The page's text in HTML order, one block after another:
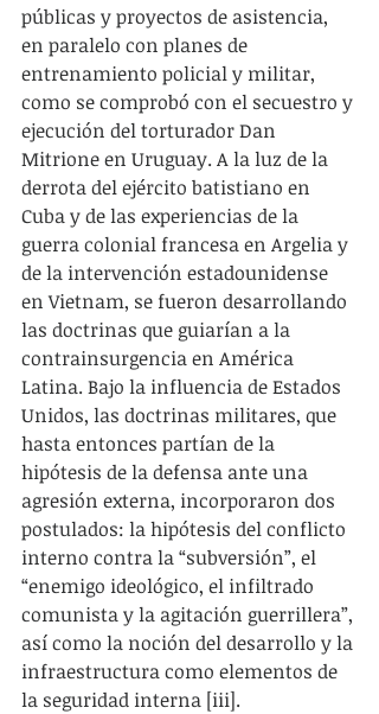
públicas y proyectos de asistencia,
en paralelo con planes de
entrenamiento policial y militar,
como se comprobó con el secuestro y
ejecución del torturador Dan
Mitrione en Uruguay. A la luz de la
derrota del ejército batistiano en
Cuba y de las experiencias de la
guerra colonial francesa en Argelia y
de la intervención estadounidense
en Vietnam, se fueron desarrollando
las doctrinas que guiarían a la
contrainsurgencia en América
Latina. Bajo la influencia de Estados
Unidos, las doctrinas militares, que
hasta entonces partían de la
hipótesis de la defensa ante una
agresión externa, incorporaron dos
postulados: la hipótesis del conflicto
interno contra la “subversión”, el
“enemigo ideológico, el infiltrado
comunista y la agitación guerrillera”,
así como la noción del desarrollo y la
infraestructura como elementos de
la seguridad interna [iii].